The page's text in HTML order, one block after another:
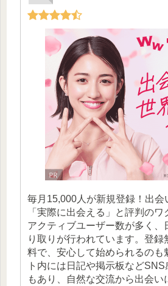
毎月15,000人が新規登録！出会
「実際に出会える」と評判のワ
アクティブユーザー数が多く、
り取りが行われています。登録
料で、安心して始められるのも
ト内には日記や掲示板など
もあり、自然な交流から出会い